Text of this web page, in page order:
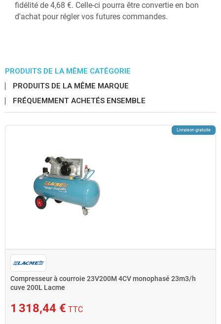
fidélité de 4,68 €. Celle-ci pourra être convertie en bon
d'achat pour régler vos futures commandes.
PRODUITS DE LA MÊME CATÉGORIE
PRODUITS DE LA MÊME MARQUE
FRÉQUEMMENT ACHETÉS ENSEMBLE
Livraison gratuite
Compresseur à courroie 23V200M 4CV monophasé 23m3/h
cuve 200L Lacme
1 318,44 € TTC